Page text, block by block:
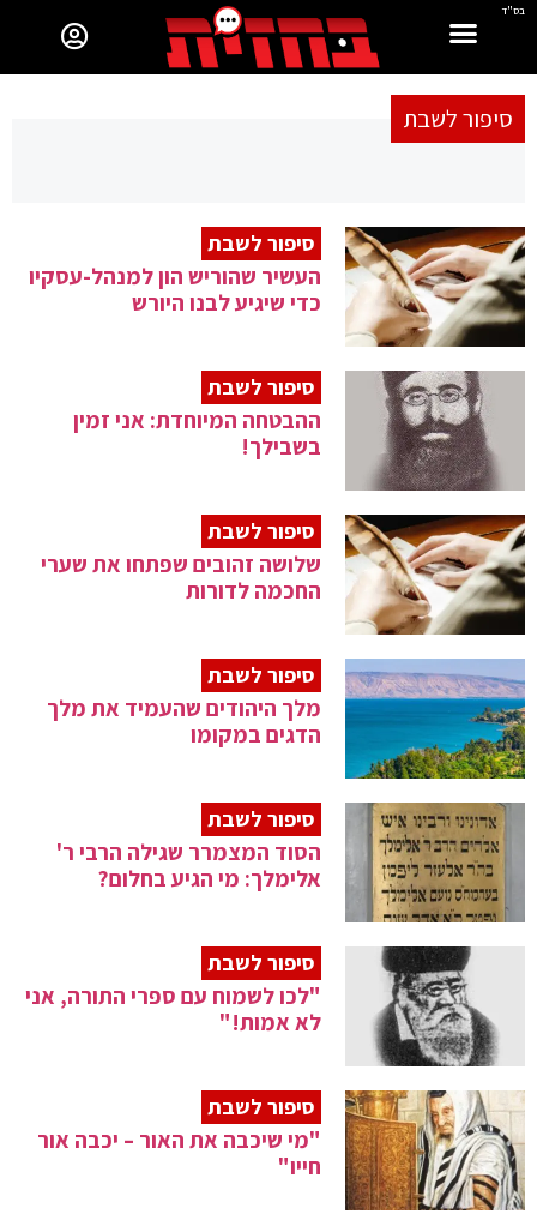
בס"ד
סיפור לשבת
סיפור לשבת
העשיר שהוריש הון למנהל-עסקיו
כדי שיגיע לבנו היורש
סיפור לשבת
ההבטחה המיוחדת: אני זמין
בשבילך!
סיפור לשבת
שלושה זהובים שפתחו את שערי
החכמה לדורות
סיפור לשבת
מלך היהודים שהעמיד את מלך
הדגים במקומו
סיפור לשבת
הסוד המצמרר שגילה הרבי ר'
אלימלך: מי הגיע בחלום?
סיפור לשבת
"לכו לשמוח עם ספרי התורה, אני
לא אמות!"
סיפור לשבת
"מי שיכבה את האור – יכבה אור
חייו"